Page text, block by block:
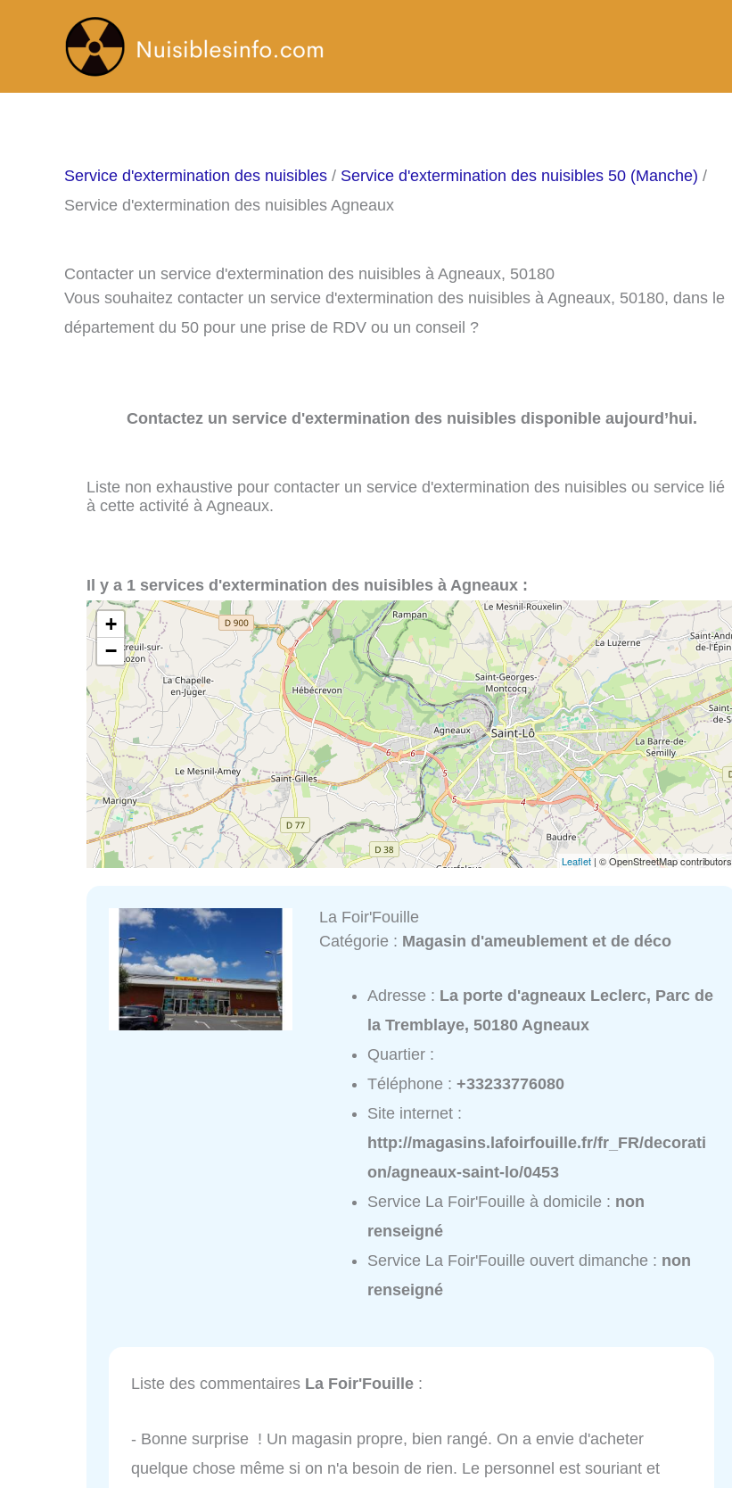
Service d'extermination des nuisibles / Service d'extermination des nuisibles 50 (Manche) /
Service d'extermination des nuisibles Agneaux
Contacter un service d'extermination des nuisibles à Agneaux, 50180
Vous souhaitez contacter un service d'extermination des nuisibles à Agneaux, 50180, dans le
département du 50 pour une prise de RDV ou un conseil ?
Contactez un service d'extermination des nuisibles disponible aujourd’hui.
Liste non exhaustive pour contacter un service d'extermination des nuisibles ou service lié
à cette activité à Agneaux.
Il y a 1 services d'extermination des nuisibles à Agneaux :
+
−
Leaflet| © OpenStreetMap contributors
La Foir'Fouille
Catégorie : Magasin d'ameublement et de déco
Adresse : La porte d'agneaux Leclerc, Parc de
la Tremblaye, 50180 Agneaux
Quartier :
Téléphone :+33233776080
Site internet :
http://magasins.lafoirfouille.fr/fr_FR/decorati
on/agneaux-saint-lo/0453
Service La Foir'Fouille à domicile : non
renseigné
Service La Foir'Fouille ouvert dimanche : non
renseigné
Liste des commentaires La Foir'Fouille :
- Bonne surprise ! Un magasin propre, bien rangé. On a envie d'acheter
quelque chose même si on n'a besoin de rien. Le personnel est souriant et